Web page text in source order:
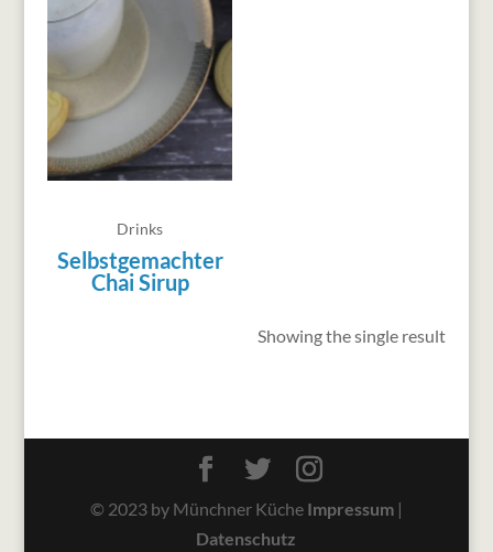
Drinks
Selbstgemachter
Chai Sirup
Showing the single result
© 2023 by Münchner Küche Impressum|
Datenschutz